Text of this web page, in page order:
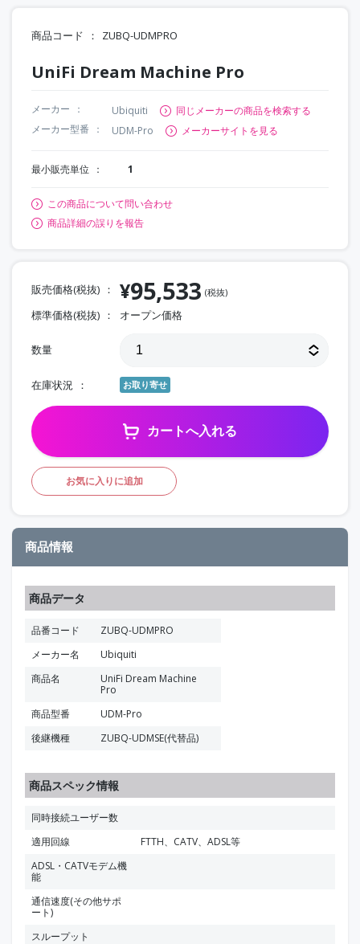
商品コード ZUBQ-UDMPRO
UniFi Dream Machine Pro
メーカー Ubiquiti
同じメーカーの商品を検索する
メーカー型番
UDM-Pro メーカーサイトを見る
最小販売単位 1
この商品について問い合わせ
商品詳細の誤りを報告
販売価格(税抜) ¥95,533 (税抜)
標準価格(税抜) オープン価格
数量
在庫状況 お取り寄せ
カートへ入れる
お気に入りに追加
商品情報
商品データ
品番コード
ZUBQ-UDMPRO
メーカー名
Ubiquiti
商品名
UniFi Dream Machine
Pro
商品型番
UDM-Pro
後継機種
ZUBQ-UDMSE(代替品)
商品スペック情報
同時接続ユーザー数
適用回線
FTTH、CATV、ADSL等
ADSL・CATVモデム機
能
通信速度(その他サポ
ート)
スループット